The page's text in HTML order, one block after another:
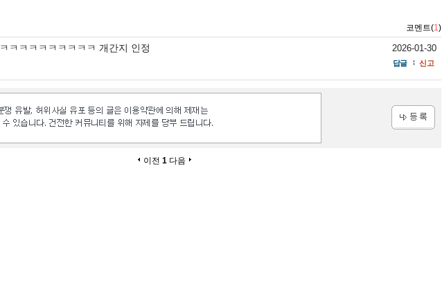
코멘트(1)
ㅋㅋㅋㅋㅋㅋㅋㅋㅋㅋ 개간지 인정 2026-01-30
답글 신고
이전 1 다음